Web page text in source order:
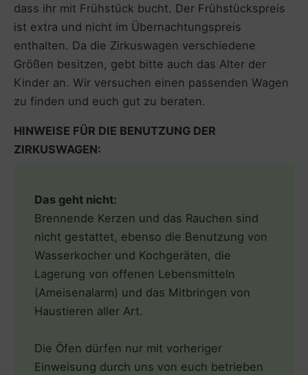
dass ihr mit Frühstück bucht. Der Frühstückspreis
ist extra und nicht im Übernachtungspreis
enthalten. Da die Zirkuswagen verschiedene
Größen besitzen, gebt bitte auch das Alter der
Kinder an. Wir versuchen einen passenden Wagen
zu finden und euch gut zu beraten.
HINWEISE FÜR DIE BENUTZUNG DER
ZIRKUSWAGEN:
Das geht nicht:
Brennende Kerzen und das Rauchen sind
nicht gestattet, ebenso die Benutzung von
Wasserkocher und Kochgeräten, die
Lagerung von offenen Lebensmitteln
(Ameisenalarm) und das Mitbringen von
Haustieren aller Art.
Die Öfen dürfen nur mit vorheriger
Einweisung durch uns von euch betrieben